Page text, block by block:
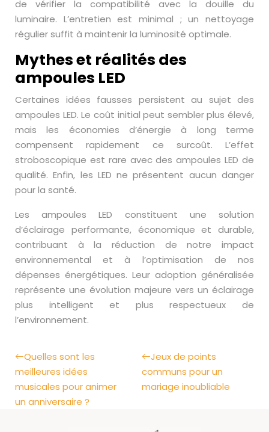
de vérifier la compatibilité avec la douille du
luminaire. L’entretien est minimal ; un nettoyage
régulier suffit à maintenir la luminosité optimale.
Mythes et réalités des
ampoules LED
Certaines idées fausses persistent au sujet des
ampoules LED. Le coût initial peut sembler plus élevé,
mais les économies d’énergie à long terme
compensent rapidement ce surcoût. L’effet
stroboscopique est rare avec des ampoules LED de
qualité. Enfin, les LED ne présentent aucun danger
pour la santé.
Les ampoules LED constituent une solution
d’éclairage performante, économique et durable,
contribuant à la réduction de notre impact
environnemental et à l’optimisation de nos
dépenses énergétiques. Leur adoption généralisée
représente une évolution majeure vers un éclairage
plus intelligent et plus respectueux de
l’environnement.
Quelles sont les
meilleures idées
musicales pour animer
un anniversaire ?
Jeux de points
communs pour un
mariage inoubliable